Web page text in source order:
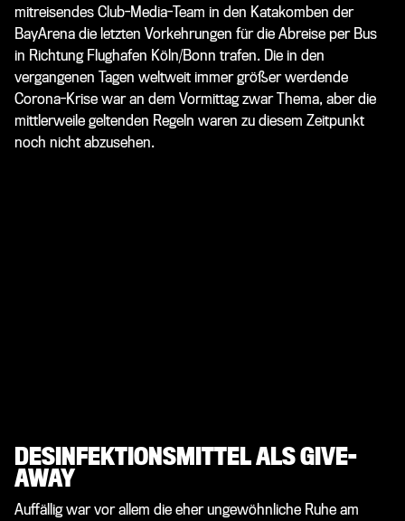
mitreisendes Club-Media-Team in den Katakomben der
BayArena die letzten Vorkehrungen für die Abreise per Bus
in Richtung Flughafen Köln/Bonn trafen. Die in den
vergangenen Tagen weltweit immer größer werdende
Corona-Krise war an dem Vormittag zwar Thema, aber die
mittlerweile geltenden Regeln waren zu diesem Zeitpunkt
noch nicht abzusehen.
DESINFEKTIONSMITTEL ALS GIVE-
AWAY
Auffällig war vor allem die eher ungewöhnliche Ruhe am